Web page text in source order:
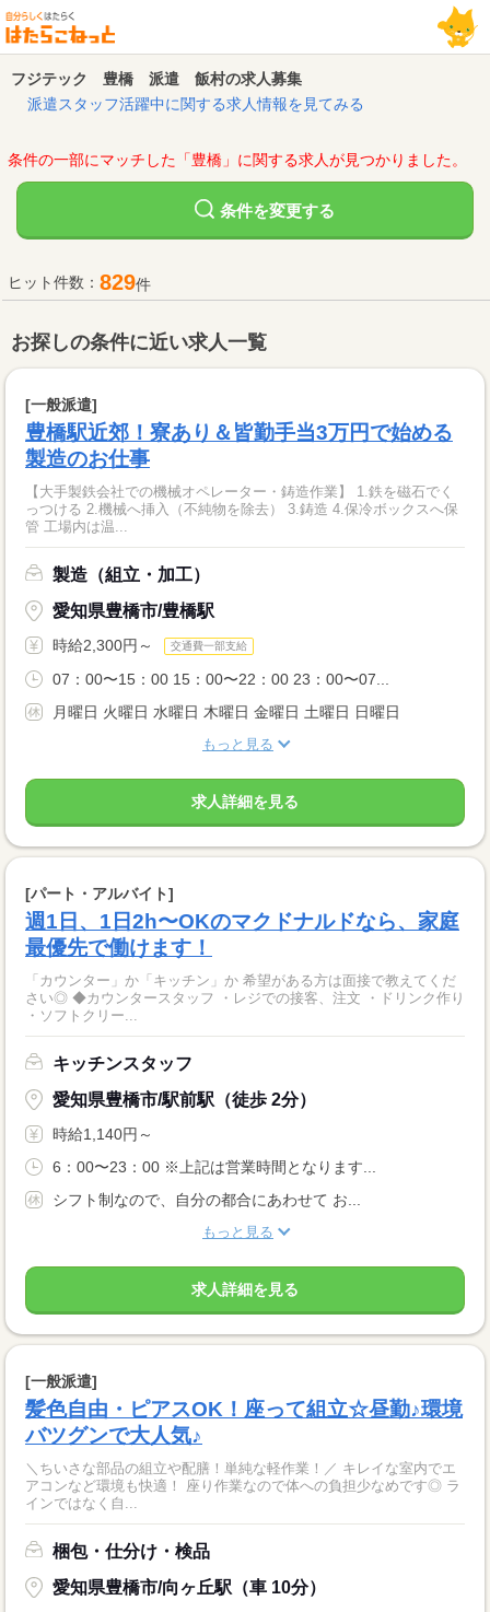
フジテック 豊橋 派遣 飯村の求人募集
派遣スタッフ活躍中に関する求人情報を見てみる
条件の一部にマッチした「豊橋」に関する求人が見つかりました。
条件を変更する
ヒット件数： 829件
お探しの条件に近い求人一覧
[一般派遣]
豊橋駅近郊！寮あり＆皆勤手当3万円で始める
製造のお仕事
【大手製鉄会社での機械オペレーター・鋳造作業】 1.鉄を磁石でく
っつける 2.機械へ挿入（不純物を除去） 3.鋳造 4.保冷ボックスへ保
管 工場内は温...
製造（組立・加工）
愛知県豊橋市/豊橋駅
時給2,300円～ 交通費一部支給
07：00〜15：00 15：00〜22：00 23：00〜07...
月曜日 火曜日 水曜日 木曜日 金曜日 土曜日 日曜日
もっと見る
求人詳細を見る
[パート・アルバイト]
週1日、1日2h〜OKのマクドナルドなら、家庭
最優先で働けます！
「カウンター」か「キッチン」か 希望がある方は面接で教えてくだ
さい◎ ◆カウンタースタッフ ・レジでの接客、注文 ・ドリンク作り
・ソフトクリー...
キッチンスタッフ
愛知県豊橋市/駅前駅（徒歩 2分）
時給1,140円～
6：00〜23：00 ※上記は営業時間となります...
シフト制なので、自分の都合にあわせて お...
もっと見る
求人詳細を見る
[一般派遣]
髪色自由・ピアスOK！座って組立☆昼勤♪環境
バツグンで大人気♪
＼ちいさな部品の組立や配膳！単純な軽作業！／ キレイな室内でエ
アコンなど環境も快適！ 座り作業なので体への負担少なめです◎ ラ
インではなく自...
梱包・仕分け・検品
愛知県豊橋市/向ヶ丘駅（車 10分）